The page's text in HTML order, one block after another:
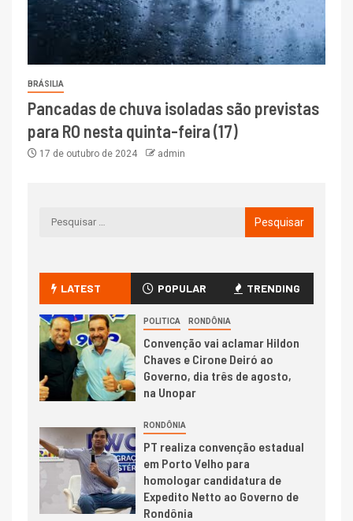
BRÁSILIA
Pancadas de chuva isoladas são previstas
para RO nesta quinta-feira (17)
17 de outubro de 2024 admin
LATEST POPULAR TRENDING
POLITICA RONDÔNIA
Convenção vai aclamar Hildon
Chaves e Cirone Deiró ao
Governo, dia três de agosto,
na Unopar
RONDÔNIA
PT realiza convenção estadual
em Porto Velho para
homologar candidatura de
Expedito Netto ao Governo de
Rondônia